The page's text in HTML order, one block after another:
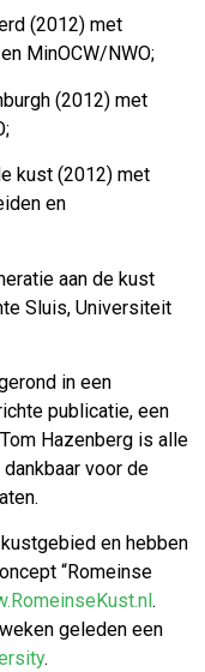
(2012) met
MinOCW/NWO;
(2012) met
kust (2012) met
en
aan de kust
Sluis, Universiteit
in een
publicatie, een
Hazenberg is alle
voor de
en hebben
“Romeinse
.
geleden een
.